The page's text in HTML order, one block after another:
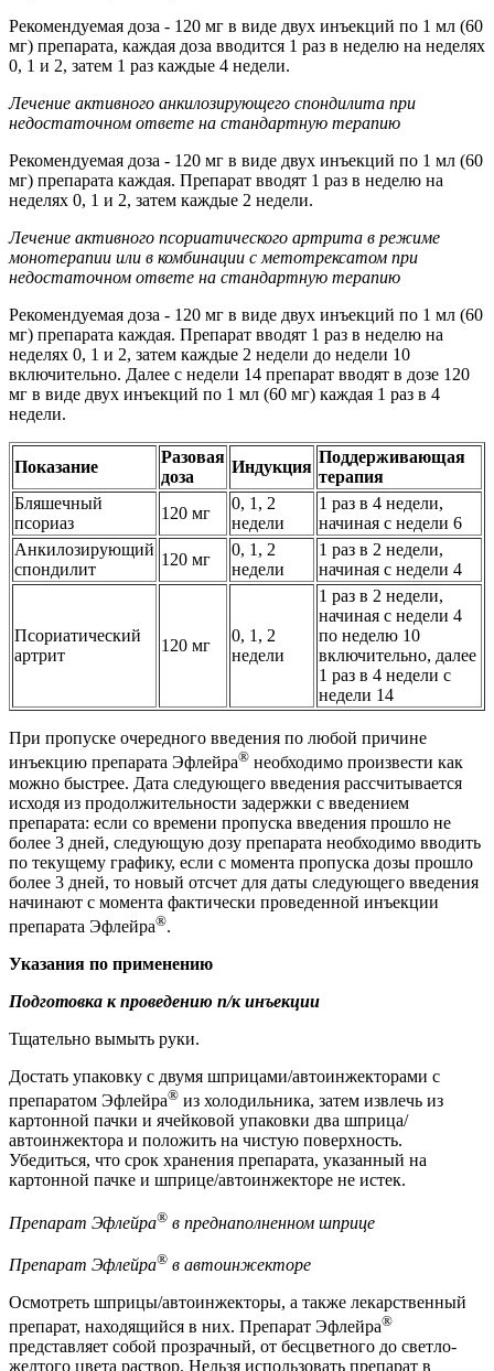
Рекомендуемая доза - 120 мг в виде двух инъекций по 1 мл (60
мг) препарата, каждая доза вводится 1 раз в неделю на неделях
0, 1 и 2, затем 1 раз каждые 4 недели.
Лечение активного анкилозирующего спондилита при
недостаточном ответе на стандартную терапию
Рекомендуемая доза - 120 мг в виде двух инъекций по 1 мл (60
мг) препарата каждая. Препарат вводят 1 раз в неделю на
неделях 0, 1 и 2, затем каждые 2 недели.
Лечение активного псориатического артрита в режиме
монотерапии или в комбинации с метотрексатом при
недостаточном ответе на стандартную терапию
Рекомендуемая доза - 120 мг в виде двух инъекций по 1 мл (60
мг) препарата каждая. Препарат вводят 1 раз в неделю на
неделях 0, 1 и 2, затем каждые 2 недели до недели 10
включительно. Далее с недели 14 препарат вводят в дозе 120
мг в виде двух инъекций по 1 мл (60 мг) каждая 1 раз в 4
недели.
Показание
Разовая
доза
Индукция
Поддерживающая
терапия
Бляшечный
псориаз
120 мг
0, 1, 2
недели
1 раз в 4 недели,
начиная с недели 6
Анкилозирующий
спондилит
120 мг
0, 1, 2
недели
1 раз в 2 недели,
начиная с недели 4
Псориатический
артрит
120 мг
0, 1, 2
недели
1 раз в 2 недели,
начиная с недели 4
по неделю 10
включительно, далее
1 раз в 4 недели с
недели 14
При пропуске очередного введения по любой причине
инъекцию препарата Эфлейра® необходимо произвести как
можно быстрее. Дата следующего введения рассчитывается
исходя из продолжительности задержки с введением
препарата: если со времени пропуска введения прошло не
более 3 дней, следующую дозу препарата необходимо вводить
по текущему графику, если с момента пропуска дозы прошло
более 3 дней, то новый отсчет для даты следующего введения
начинают с момента фактически проведенной инъекции
препарата Эфлейра®.
Указания по применению
Подготовка к проведению п/к инъекции
Тщательно вымыть руки.
Достать упаковку с двумя шприцами/автоинжекторами с
препаратом Эфлейра® из холодильника, затем извлечь из
картонной пачки и ячейковой упаковки два шприца/
автоинжектора и положить на чистую поверхность.
Убедиться, что срок хранения препарата, указанный на
картонной пачке и шприце/автоинжекторе не истек.
Препарат Эфлейра® в преднаполненном шприце
Препарат Эфлейра® в автоинжекторе
Осмотреть шприцы/автоинжекторы, а также лекарственный
препарат, находящийся в них. Препарат Эфлейра®
представляет собой прозрачный, от бесцветного до светло-
желтого цвета раствор. Нельзя использовать препарат в